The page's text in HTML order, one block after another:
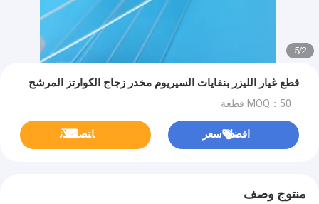
2
/
5
قطع غيار الليزر بنفايات السيريوم مخدر زجاج الكوارتز المرشح
MOQ：50 قطعة
افضل سعر ﺎﺘﺼﻟ ﺍﻶﻧ
منتوج وصف